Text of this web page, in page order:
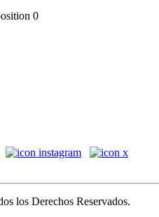
0
los Derechos Reservados.